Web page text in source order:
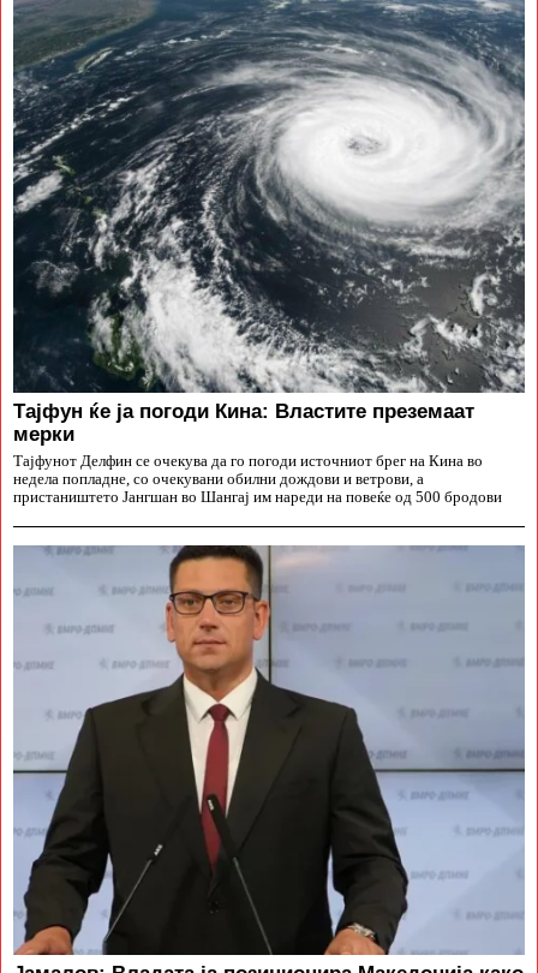
Тајфун ќе ја погоди Кина: Властите преземаат
мерки
Тајфунот Делфин се очекува да го погоди источниот брег на Кина во
недела попладне, со очекувани обилни дождови и ветрови, а
пристаништето Јангшан во Шангај им нареди на повеќе од 500 бродови